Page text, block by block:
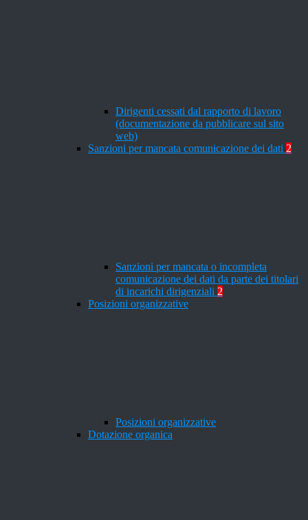
Dirigenti cessati dal rapporto di lavoro
(documentazione da pubblicare sul sito
web)
Sanzioni per mancata comunicazione dei dati 2
Sanzioni per mancata o incompleta
comunicazione dei dati da parte dei titolari
di incarichi dirigenziali 2
Posizioni organizzative
Posizioni organizzative
Dotazione organica